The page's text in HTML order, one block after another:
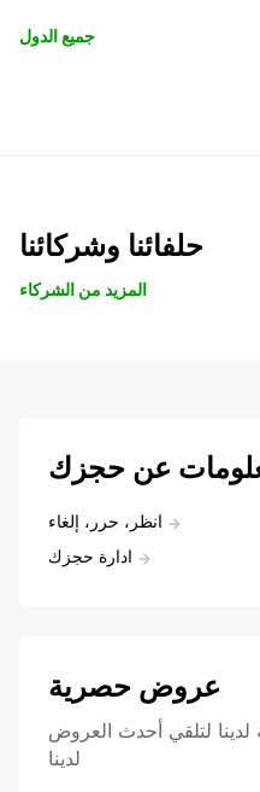
جميع الدول
حلفائنا وشركائنا
المزيد من الشركاء
عن حجزك
انظر، حرر، إلغاء
ادارة حجزك
عروض حصرية
لدينا لتلقي أحدث العروض
لدينا